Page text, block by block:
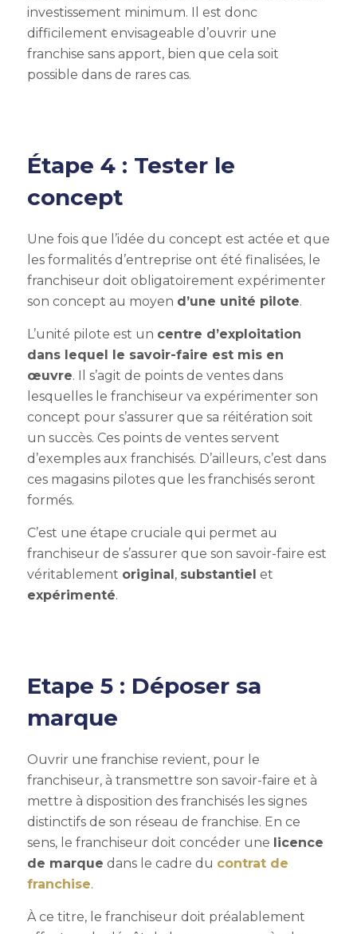
investissement minimum. Il est donc
difficilement envisageable d’ouvrir une
franchise sans apport, bien que cela soit
possible dans de rares cas.
Étape 4 : Tester le
concept
Une fois que l’idée du concept est actée et que
les formalités d’entreprise ont été finalisées, le
franchiseur doit obligatoirement expérimenter
son concept au moyen d’une unité pilote.
L’unité pilote est un centre d’exploitation
dans lequel le savoir-faire est mis en
œuvre. Il s’agit de points de ventes dans
lesquelles le franchiseur va expérimenter son
concept pour s’assurer que sa réitération soit
un succès. Ces points de ventes servent
d’exemples aux franchisés. D’ailleurs, c’est dans
ces magasins pilotes que les franchisés seront
formés.
C’est une étape cruciale qui permet au
franchiseur de s’assurer que son savoir-faire est
véritablement original, substantiel et
expérimenté.
Etape 5 : Déposer sa
marque
Ouvrir une franchise revient, pour le
franchiseur, à transmettre son savoir-faire et à
mettre à disposition des franchisés les signes
distinctifs de son réseau de franchise. En ce
sens, le franchiseur doit concéder une licence
de marque dans le cadre du contrat de
franchise.
À ce titre, le franchiseur doit préalablement